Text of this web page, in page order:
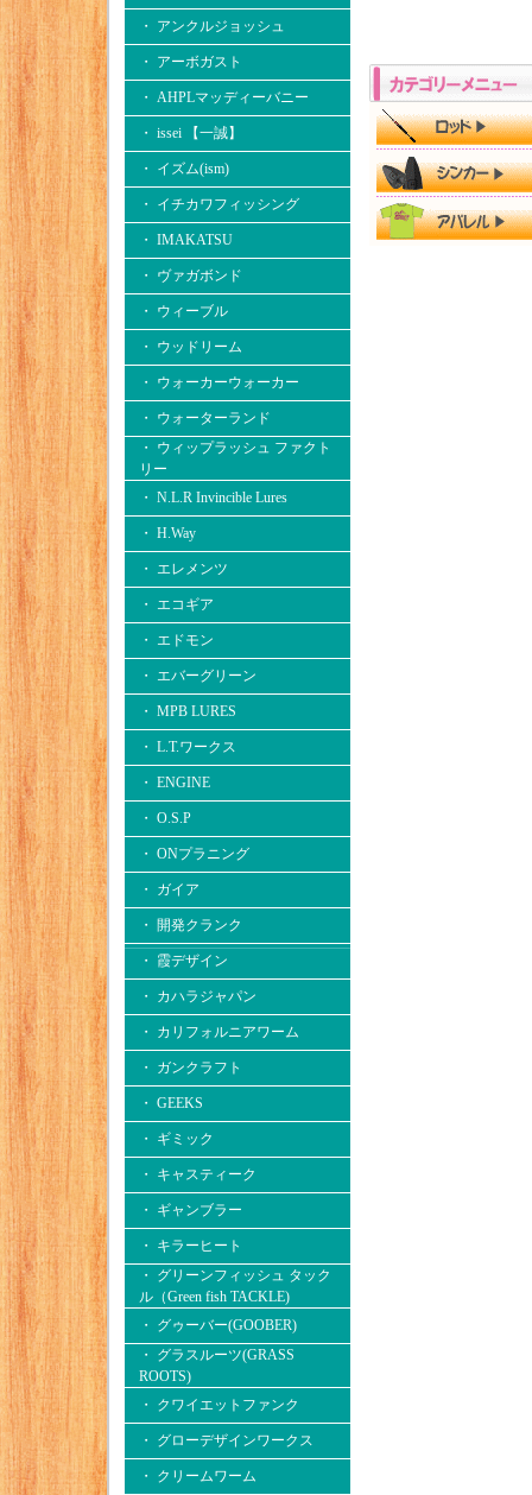
・ アンクルジョッシュ
・ アーボガスト
・ AHPLマッディーバニー
・ issei 【一誠】
・ イズム(ism)
・ イチカワフィッシング
・ IMAKATSU
・ ヴァガボンド
・ ウィーブル
・ ウッドリーム
・ ウォーカーウォーカー
・ ウォーターランド
・ ウィップラッシュ ファクト
リー
・ N.L.R Invincible Lures
・ H.Way
・ エレメンツ
・ エコギア
・ エドモン
・ エバーグリーン
・ MPB LURES
・ L.T.ワークス
・ ENGINE
・ O.S.P
・ ONプラニング
・ ガイア
・ 開発クランク
・ 霞デザイン
・ カハラジャパン
・ カリフォルニアワーム
・ ガンクラフト
・ GEEKS
・ ギミック
・ キャスティーク
・ ギャンブラー
・ キラーヒート
・ グリーンフィッシュ タック
ル（Green fish TACKLE)
・ グゥーバー(GOOBER)
・ グラスルーツ(GRASS
ROOTS)
・ クワイエットファンク
・ グローデザインワークス
・ クリームワーム